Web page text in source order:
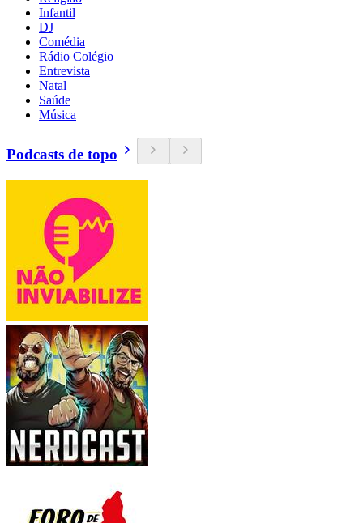
Infantil
DJ
Comédia
Rádio Colégio
Entrevista
Natal
Saúde
Música
Podcasts de topo